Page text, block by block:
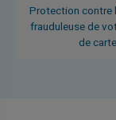
Protection contre
frauduleuse de
de carte